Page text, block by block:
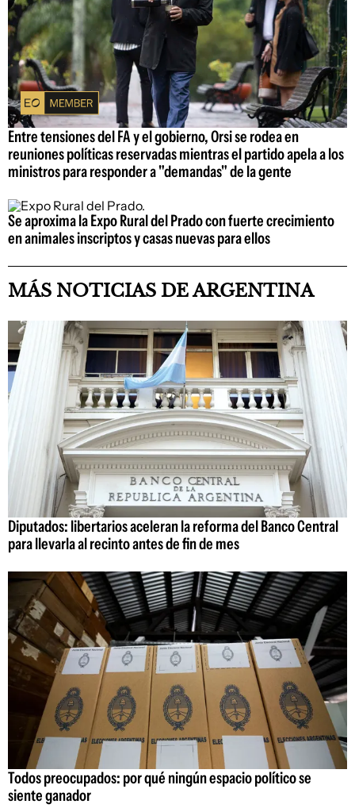
Entre tensiones del FA y el gobierno, Orsi se rodea en
reuniones políticas reservadas mientras el partido apela a los
ministros para responder a "demandas" de la gente
Se aproxima la Expo Rural del Prado con fuerte crecimiento
en animales inscriptos y casas nuevas para ellos
MÁS NOTICIAS DE ARGENTINA
Diputados: libertarios aceleran la reforma del Banco Central
para llevarla al recinto antes de fin de mes
Todos preocupados: por qué ningún espacio político se
siente ganador